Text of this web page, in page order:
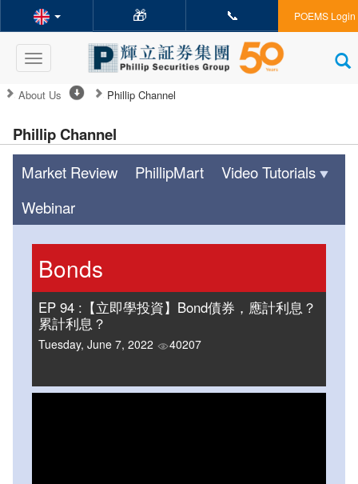
🎁 📞 POEMS Login
Toggle
navigation
About Us Phillip Channel
Phillip Channel
Market Review PhillipMart
Video Tutorials
Webinar
Bonds
EP 94 :【立即學投資】Bond債券，應計利息？
累計利息？
Tuesday, June 7, 2022 40207